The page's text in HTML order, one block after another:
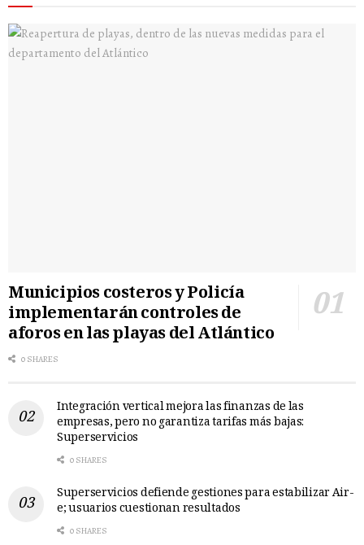
Municipios costeros y Policía
implementarán controles de
aforos en las playas del Atlántico
0 SHARES
Integración vertical mejora las finanzas de las
empresas, pero no garantiza tarifas más bajas:
Superservicios
0 SHARES
Superservicios defiende gestiones para estabilizar Air-
e; usuarios cuestionan resultados
0 SHARES